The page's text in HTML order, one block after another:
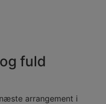
fuld
arrangement i